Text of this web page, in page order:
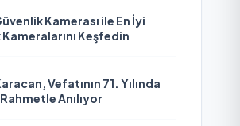
Kamerası ile En İyi
Keşfedin
Vefatının 71. Yılında
Anılıyor